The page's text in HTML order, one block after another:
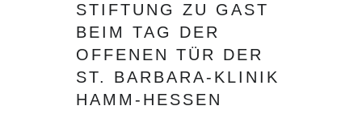
STIFTUNG ZU GAST
BEIM TAG DER
OFFENEN TÜR DER
ST. BARBARA-KLINIK
HAMM-HESSEN